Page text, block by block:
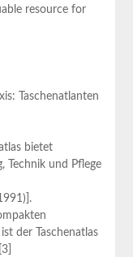
resource for
Taschenatlanten
bietet
Technik und Pflege
der ⁣Taschenatlas